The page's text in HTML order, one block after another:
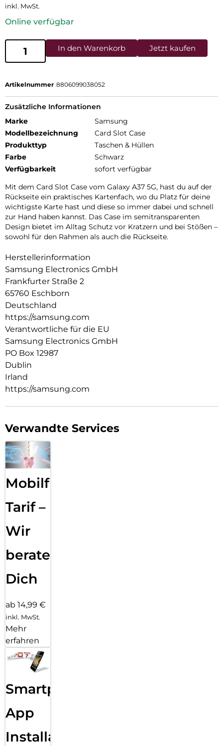
inkl. MwSt.
Online verfügbar
In den Warenkorb Jetzt kaufen
Artikelnummer 8806099038052
Zusätzliche Informationen
Marke
Samsung
Modellbezeichnung
Card Slot Case
Produkttyp
Taschen & Hüllen
Farbe
Schwarz
Verfügbarkeit
sofort verfügbar
Mit dem Card Slot Case vom Galaxy A37 5G, hast du auf der
Rückseite ein praktisches Kartenfach, wo du Platz für deine
wichtigste Karte hast und diese so immer dabei und schnell
zur Hand haben kannst. Das Case im semitransparenten
Design bietet im Alltag Schutz vor Kratzern und bei Stößen –
sowohl für den Rahmen als auch die Rückseite.
Herstellerinformation
Samsung Electronics GmbH
Frankfurter Straße 2
65760 Eschborn
Deutschland
https://samsung.com
Verantwortliche für die EU
Samsung Electronics GmbH
PO Box 12987
Dublin
Irland
https://samsung.com
Verwandte Services
Mobilfunk
Tarif –
Wir
beraten
Dich
ab 14,99 €
inkl. MwSt.
Mehr
erfahren
Smartphone
App
Installation